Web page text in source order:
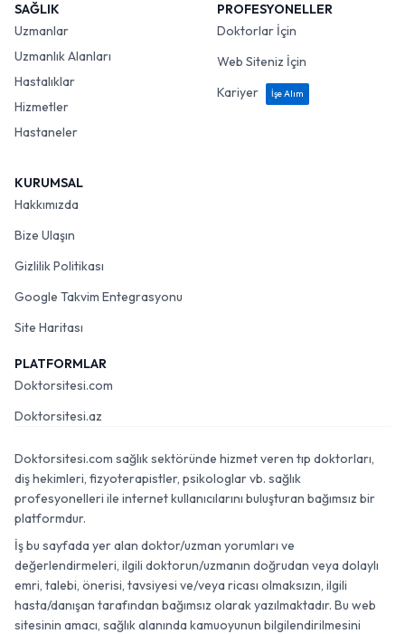
SAĞLIK
Uzmanlar
Uzmanlık Alanları
Hastalıklar
Hizmetler
Hastaneler
PROFESYONELLER
Doktorlar İçin
Web Siteniz İçin
Kariyer
İşe Alım
KURUMSAL
Hakkımızda
Bize Ulaşın
Gizlilik Politikası
Google Takvim Entegrasyonu
Site Haritası
PLATFORMLAR
Doktorsitesi.com
Doktorsitesi.az
Doktorsitesi.com sağlık sektöründe hizmet veren tıp doktorları,
diş hekimleri, fizyoterapistler, psikologlar vb. sağlık
profesyonelleri ile internet kullanıcılarını buluşturan bağımsız bir
platformdur.
İş bu sayfada yer alan doktor/uzman yorumları ve
değerlendirmeleri, ilgili doktorun/uzmanın doğrudan veya dolaylı
emri, talebi, önerisi, tavsiyesi ve/veya ricası olmaksızın, ilgili
hasta/danışan tarafından bağımsız olarak yazılmaktadır. Bu web
sitesinin amacı, sağlık alanında kamuoyunun bilgilendirilmesini